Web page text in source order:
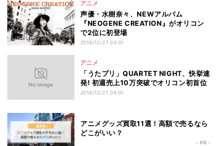
アニメ
声優・水樹奈々、NEWアルバム
『NEOGENE CREATION』がオリコン
で2位に初登場
2016/12/27 04:01
アニメ
「うたプリ」QUARTET NIGHT、快挙連
発! 初週売上10万突破でオリコン初首位
2016/12/27 04:01
アニメグッズ買取11選！高額で売るなら
どこがいい？
- PR -